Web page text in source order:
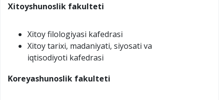
Xitoyshunoslik fakulteti
Xitoy filologiyasi kafedrasi
Xitoy tarixi, madaniyati, siyosati va
iqtisodiyoti kafedrasi
Koreyashunoslik fakulteti